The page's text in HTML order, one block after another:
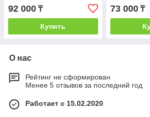
92 000 ₸
Купить
73 000₸
О нас
Рейтинг не сформирован
Менее 5 отзывов за последний год
Работает с 15.02.2020